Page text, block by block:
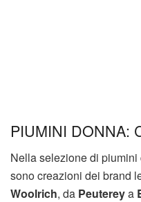
PIUMINI DONNA:
Nella selezione di
sono creazioni dei brand
Woolrich, da Peutereya